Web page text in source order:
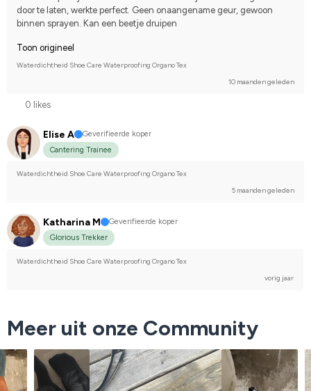
door te laten, werkte perfect. Geen onaangename geur, gewoon
binnen sprayen. Kan een beetje druipen
Toon origineel
Waterdichtheid Shoe Care Waterproofing Organo Tex
10 maanden geleden
0 likes
Elise A
Geverifieerde koper
Cantering Trainee
Waterdichtheid Shoe Care Waterproofing Organo Tex
5 maanden geleden
Katharina M
Geverifieerde koper
Glorious Trekker
Waterdichtheid Shoe Care Waterproofing Organo Tex
vorig jaar
Meer uit onze Community